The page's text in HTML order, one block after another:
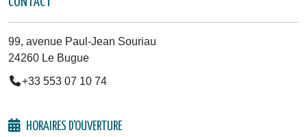
99, avenue Paul-Jean Souriau
24260 Le Bugue
+33 553 07 10 74
HORAIRES D'OUVERTURE